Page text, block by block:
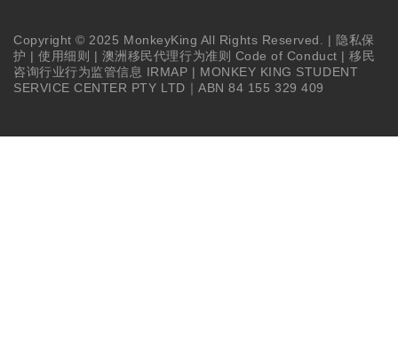
Copyright © 2025 MonkeyKing All Rights Reserved. | 隐私保
护 |使用细则 | 澳洲移民代理行为准则 Code of Conduct |移民
咨询行业行为监管信息 IRMAP | MONKEY KING STUDENT
SERVICE CENTER PTY LTD｜ABN 84 155 329 409